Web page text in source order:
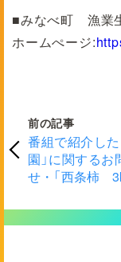
■みなべ町 漁業
ホームぺージ:
前の記事
番組で紹介した
園」に関するお
せ・「西条柿